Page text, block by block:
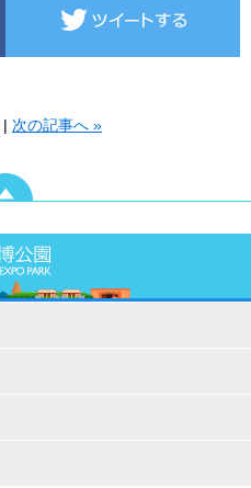
| 次の記事へ »